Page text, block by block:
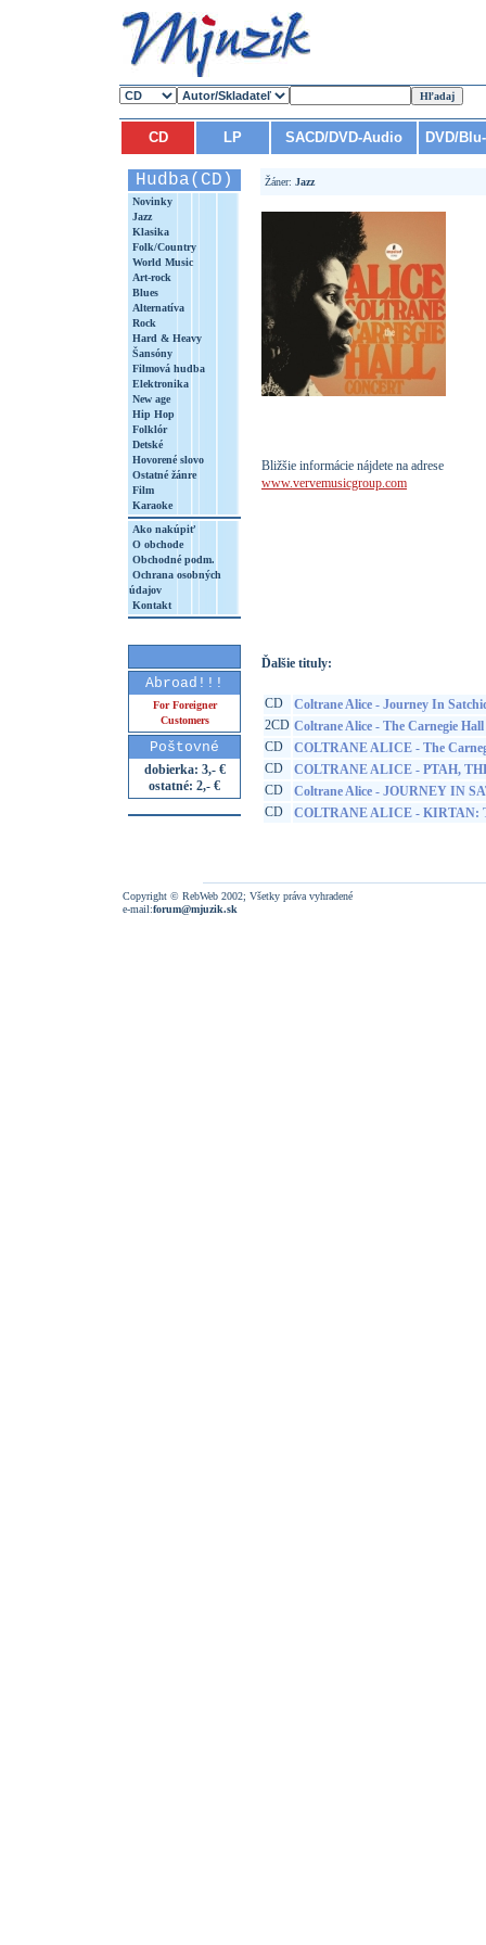
CD LP SACD/DVD-Audio DVD/
Hudba(CD)
Novinky
Jazz
Klasika
Folk/Country
World Music
Art-rock
Blues
Alternatíva
Rock
Hard & Heavy
Šansóny
Filmová hudba
Elektronika
New age
Hip Hop
Folklór
Detské
Hovorené slovo
Ostatné žánre
Film
Karaoke
Ako nakúpiť
O obchode
Obchodné podm.
Ochrana osobných
údajov
Kontakt
Abroad!!!
For Foreigner
Customers
Poštovné
dobierka: 3,- €
ostatné: 2,- €
Žáner: Jazz
Bližšie informácie nájdete na adrese
www.vervemusicgroup.com
Ďalšie tituly:
CD
Coltrane Alice - Journey In
2CD Coltrane Alice - The Carnegie
CD
COLTRANE ALICE - The
CD
COLTRANE ALICE - PTAH,
CD
Coltrane Alice - JOURNEY IN
CD
COLTRANE ALICE - KIRTAN:
Copyright © RebWeb 2002; Všetky práva vyhradené
e-mail:forum@mjuzik.sk